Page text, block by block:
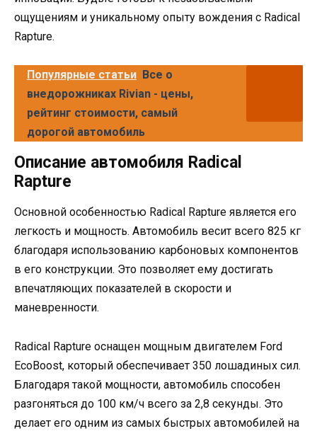
ощущениям и уникальному опыту вождения с Radical
Rapture.
Популярные статьи Все о
внедорожниках Rivian - цены,
рейтинг стоимости, самый
дорогой автомобиль
Описание автомобиля Radical
Rapture
Основной особенностью Radical Rapture является его
легкость и мощность. Автомобиль весит всего 825 кг
благодаря использованию карбоновых компонентов
в его конструкции. Это позволяет ему достигать
впечатляющих показателей в скорости и
маневренности.
Radical Rapture оснащен мощным двигателем Ford
EcoBoost, который обеспечивает 350 лошадиных сил.
Благодаря такой мощности, автомобиль способен
разгоняться до 100 км/ч всего за 2,8 секунды. Это
делает его одним из самых быстрых автомобилей на